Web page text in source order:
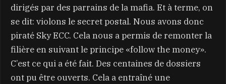
dirigés par des parrains de la mafia. Et à terme, on
se dit: violons le secret postal. Nous avons donc
piraté Sky ECC. Cela nous a permis de remonter la
filière en suivant le principe «follow the money».
C’est ce qui a été fait. Des centaines de dossiers
ont pu être ouverts. Cela a entraîné une